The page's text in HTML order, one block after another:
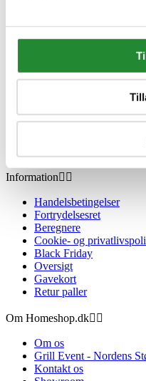
Information 
Handelsbetingelser
Fortrydelsesret
Beregnere
Cookie- og
Black Friday
Oversigt
Gavekort
Retur paller
Om Homeshop.dk 
Om os
Grill Event - Nordens
Kontakt os